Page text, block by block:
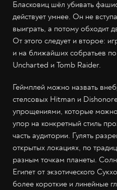
Бласковиц шёл убивать
действует умнее. Он не
выиграть, а потому обходит
От этого следует и второе:
и на ближайших собратьев
Uncharted и Tomb Raider.
Геймплей можно назвать
стелсовых Hitman и
упрощениями, которые
упор на конкретный стиль
часть аудитории. Гулять
открытых локациях, по
разным точкам планеты.
Египет от экзотического
более короткие и линейные